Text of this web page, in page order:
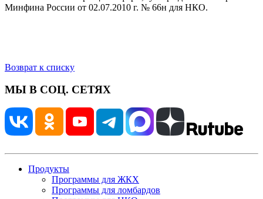
Минфина России от 02.07.2010 г. № 66н для НКО.
Возврат к списку
МЫ В СОЦ. СЕТЯХ
Продукты
Программы для ЖКХ
Программы для ломбардов